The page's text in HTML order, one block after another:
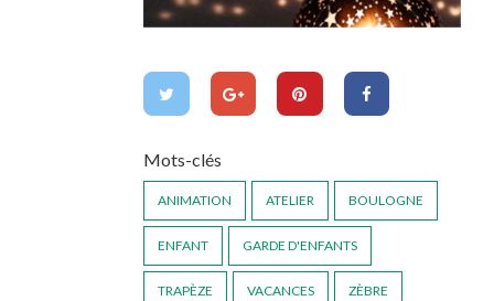
Mots-clés
ANIMATION ATELIER BOULOGNE
ENFANT GARDE D'ENFANTS
TRAPÈZE VACANCES ZÈBRE